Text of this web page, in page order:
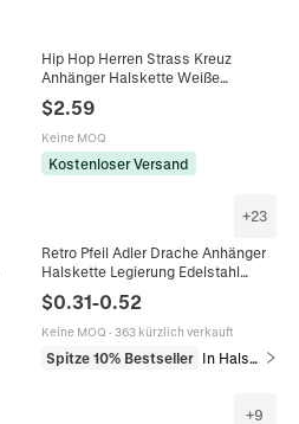
Hip Hop Herren Strass Kreuz
Anhänger Halskette Weiße
Imitation Künstliche Perle Strass
Kugel Kette Versilbert Legierung
Schmuck Für Party
$2.59
Keine MOQ
Kostenloser Versand
+23
Retro Pfeil Adler Drache Anhänger
Halskette Legierung Edelstahl
Damen Herren
$0.31-0.52
Keine MOQ · 363 kürzlich verkauft
Spitze 10% Bestseller
+9